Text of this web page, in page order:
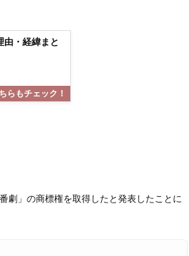
由・経緯まと
劇」の商標権を取得したと発表したことに